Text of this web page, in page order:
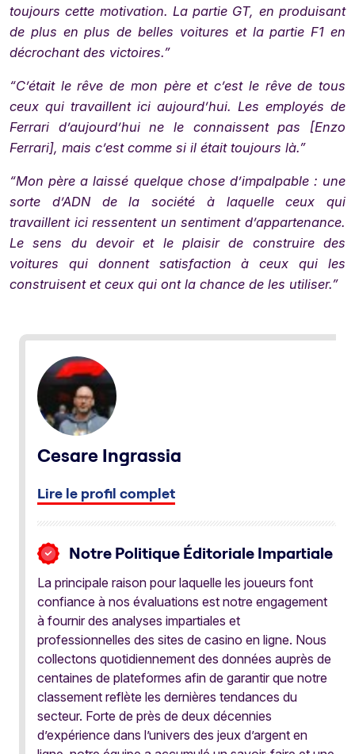
toujours cette motivation. La partie GT, en produisant
de plus en plus de belles voitures et la partie F1 en
décrochant des victoires.”
“C’était le rêve de mon père et c’est le rêve de tous
ceux qui travaillent ici aujourd’hui. Les employés de
Ferrari d’aujourd’hui ne le connaissent pas [Enzo
Ferrari], mais c’est comme si il était toujours là.”
“Mon père a laissé quelque chose d’impalpable : une
sorte d’ADN de la société à laquelle ceux qui
travaillent ici ressentent un sentiment d’appartenance.
Le sens du devoir et le plaisir de construire des
voitures qui donnent satisfaction à ceux qui les
construisent et ceux qui ont la chance de les utiliser.”
Cesare Ingrassia
Lire le profil complet
Notre Politique Éditoriale Impartiale
La principale raison pour laquelle les joueurs font
confiance à nos évaluations est notre engagement
à fournir des analyses impartiales et
professionnelles des sites de casino en ligne. Nous
collectons quotidiennement des données auprès de
centaines de plateformes afin de garantir que notre
classement reflète les dernières tendances du
secteur. Forte de près de deux décennies
d’expérience dans l’univers des jeux d’argent en